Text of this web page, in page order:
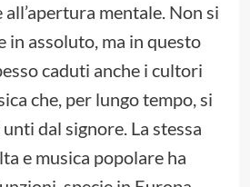
all’apertura mentale. Non si
in assoluto, ma in questo
caduti anche i cultori
che, per lungo tempo, si
dal signore. La stessa
e musica popolare ha